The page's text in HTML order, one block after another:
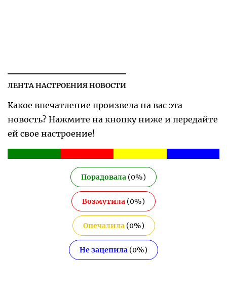
ЛЕНТА НАСТРОЕНИЯ НОВОСТИ
Какое впечатление произвела на вас эта
новость? Нажмите на кнопку ниже и передайте
ей свое настроение!
Порадовала (0%)
Возмутила (0%)
Опечалила(0%)
Не зацепила (0%)